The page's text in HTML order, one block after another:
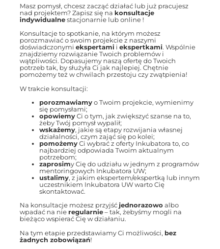
Masz pomysł, chcesz zacząć działać lub już pracujesz
nad projektem? Zapisz się na konsultacje
indywidualne stacjonarnie lub online !
Konsultacje to spotkanie, na którym możesz
porozmawiać o swoim projekcie z naszymi
doświadczonymi ekspertami i ekspertkami. Wspólnie
znajdziemy rozwiązanie Twoich problemów i
wątpliwości. Dopasujemy naszą ofertę do Twoich
potrzeb tak, by służyła Ci jak najlepiej. Chętnie
pomożemy też w chwilach przestoju czy zwątpienia!
W trakcie konsultacji:
porozmawiamy o Twoim projekcie, wymienimy
się pomysłami;
opowiemy Ci o tym, jak zwiększyć szanse na to,
żeby Twój pomysł wypalił;
wskażemy, jakie są etapy rozwijania własnej
działalności, czym zająć się po kolei;
pomożemy Ci wybrać z oferty Inkubatora to, co
najbardziej odpowiada Twoim aktualnym
potrzebom;
zaprosimy Cię do udziału w jednym z programów
mentoringowych Inkubatora UW;
ustalimy, z jakim ekspertem/ekspertką lub innym
uczestnikiem Inkubatora UW warto Cię
skontaktować.
Na konsultacje możesz przyjść jednorazowo albo
wpadać na nie regularnie – tak, żebyśmy mogli na
bieżąco wspierać Cię w działaniu.
Na tym etapie przedstawiamy Ci możliwości, bez
żadnych zobowiązań!